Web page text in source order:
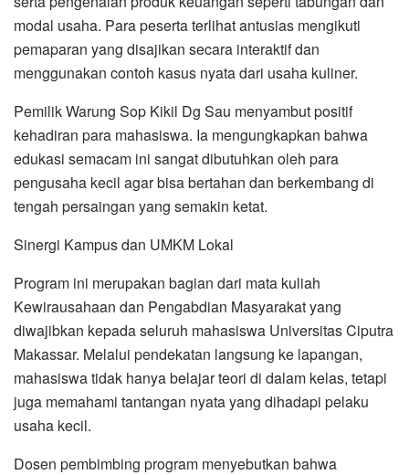
modal usaha. Para peserta terlihat antusias mengikuti
pemaparan yang disajikan secara interaktif dan
menggunakan contoh kasus nyata dari usaha kuliner.
Pemilik Warung Sop Kikil Dg Sau menyambut positif
kehadiran para mahasiswa. Ia mengungkapkan bahwa
edukasi semacam ini sangat dibutuhkan oleh para
pengusaha kecil agar bisa bertahan dan berkembang di
tengah persaingan yang semakin ketat.
Sinergi Kampus dan UMKM Lokal
Program ini merupakan bagian dari mata kuliah
Kewirausahaan dan Pengabdian Masyarakat yang
diwajibkan kepada seluruh mahasiswa Universitas Ciputra
Makassar. Melalui pendekatan langsung ke lapangan,
mahasiswa tidak hanya belajar teori di dalam kelas, tetapi
juga memahami tantangan nyata yang dihadapi pelaku
usaha kecil.
Dosen pembimbing program menyebutkan bahwa